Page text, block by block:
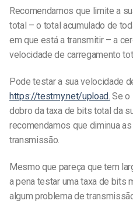
Recomendamos que limite a
total – o total acumulado de
em que está a transmitir – a
velocidade de carregamento
Pode testar a sua velocidade
https://testmy.net/upload. Se o
dobro da taxa de bits total da
recomendamos que diminua
transmissão.
Mesmo que pareça que tem
a pena testar uma taxa de bits
algum problema de